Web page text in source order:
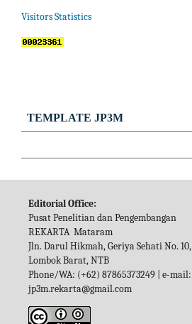
Visitors Statistics
TEMPLATE JP3M
Editorial Office:
Pusat Penelitian dan Pengembangan
REKARTA Mataram
Jln. Darul Hikmah, Geriya Sehati No. 10,
Lombok Barat, NTB
Phone/WA: (+62) 87865373249 | e-mail:
jp3m.rekarta@gmail.com